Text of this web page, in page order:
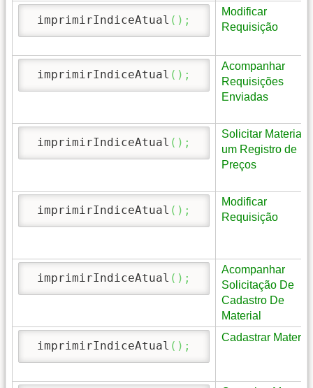
imprimirIndiceAtual ( ) ;
Modificar
Requisição
imprimirIndiceAtual ( ) ;
Acompanhar
Requisições
Enviadas
imprimirIndiceAtual ( ) ;
Solicitar Material
um Registro de
Preços
imprimirIndiceAtual ( ) ;
Modificar
Requisição
imprimirIndiceAtual ( ) ;
Acompanhar
Solicitação De
Cadastro De
Material
imprimirIndiceAtual ( ) ;
Cadastrar Material